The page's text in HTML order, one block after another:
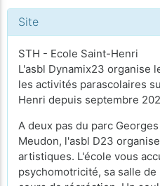
Site
STH - Ecole Saint-Henri
L'asbl Dynamix23 organise
les activités parascolaires
Henri depuis septembre
A deux pas du parc
Meudon, l'asbl D23
artistiques. L'école vous
psychomotricité, sa salle